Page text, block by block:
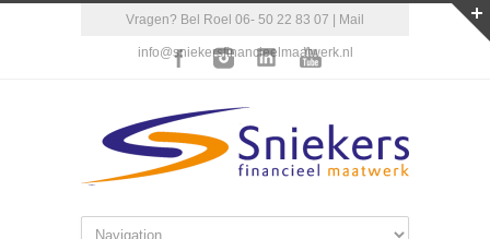
Vragen? Bel Roel 06- 50 22 83 07 | Mail
info@sniekersfinancieelmaatwerk.nl